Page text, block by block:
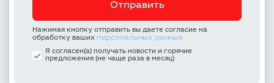
Нажимая кнопку отправить вы даете согласие на
обработку ваших персональных данных
Я согласен(а) получать новости и горячие
предложения (не чаще раза в месяц)